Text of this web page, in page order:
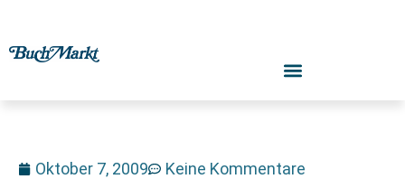
Oktober 7, 2009 Keine Kommentare